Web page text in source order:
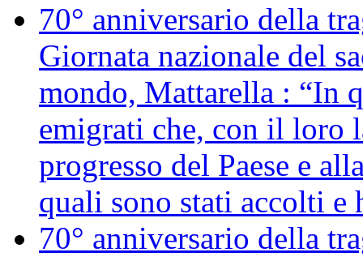
70° anniversario della
Giornata nazionale del
mondo, Mattarella : “In
emigrati che, con il loro
progresso del Paese e
quali sono stati accolti e
70° anniversario della